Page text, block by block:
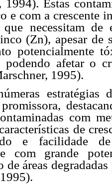
1994). Estas
e com a crescente
que necessitam
(Zn), apesar de
potencialmente
podendo afetar o
1995).
estratégias
com
de
e facilidade
se com grande
de áreas